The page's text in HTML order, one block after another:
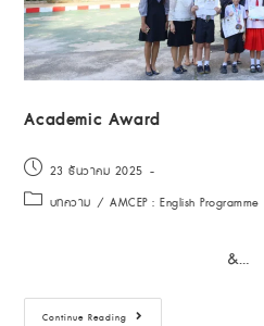
Academic Award
23 ธันวาคม 2025
บทความ / AMCEP : English Programme
&…
Continue Reading